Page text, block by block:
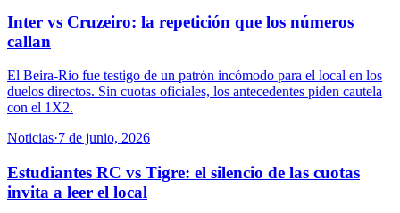
Inter vs Cruzeiro: la repetición que los números
callan
El Beira-Rio fue testigo de un patrón incómodo para el local en los
duelos directos. Sin cuotas oficiales, los antecedentes piden cautela
con el 1X2.
Noticias·7 de junio, 2026
Estudiantes RC vs Tigre: el silencio de las cuotas
invita a leer el local